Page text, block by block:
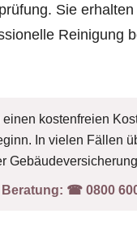
Sie
Reinigung
kostenfreien
In vielen Fällen
☎︎ 0800